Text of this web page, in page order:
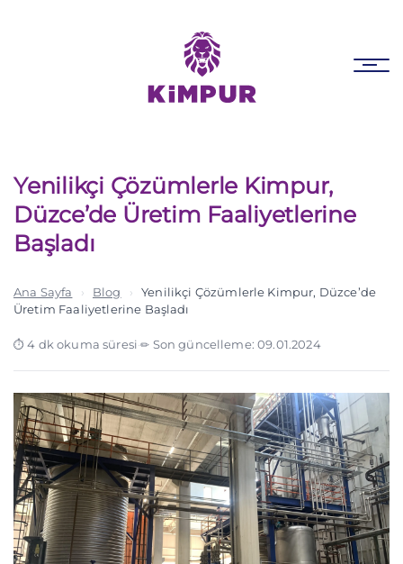
Yenilikçi Çözümlerle Kimpur,
Düzce’de Üretim Faaliyetlerine
Başladı
Ana Sayfa › Blog ›
Yenilikçi Çözümlerle Kimpur, Düzce’de
Üretim Faaliyetlerine Başladı
4 dk okuma süresi· Son güncelleme: 09.01.2024